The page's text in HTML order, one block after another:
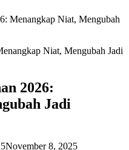
Menangkap Niat, Mengubah
2026:
Jadi
November 8, 2025